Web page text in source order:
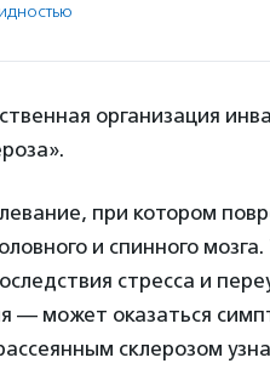
организация
при котором
и спинного мозга.
стресса и
— может оказаться
склерозом